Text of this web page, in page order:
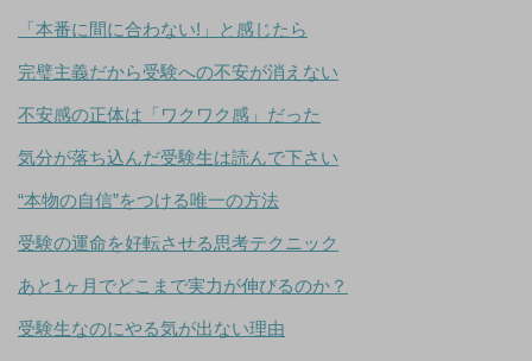
「本番に間に合わない!」と感じたら
完璧主義だから受験への不安が消えない
不安感の正体は「ワクワク感」だった
気分が落ち込んだ受験生は読んで下さい
“本物の自信”をつける唯一の方法
受験の運命を好転させる思考テクニック
あと1ヶ月でどこまで実力が伸びるのか？
受験生なのにやる気が出ない理由